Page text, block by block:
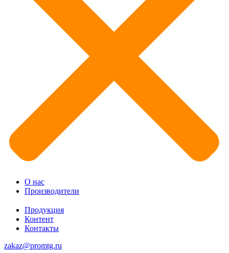
О нас
Производители
Продукция
Контент
Контакты
zakaz@promtg.ru